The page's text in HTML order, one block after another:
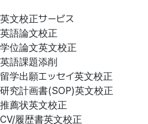
英文校正サービス
英語論文校正
学位論文英文校正
英語課題添削
留学出願エッセイ英文校正
研究計画書(SOP)英文校正
推薦状英文校正
CV/履歴書英文校正